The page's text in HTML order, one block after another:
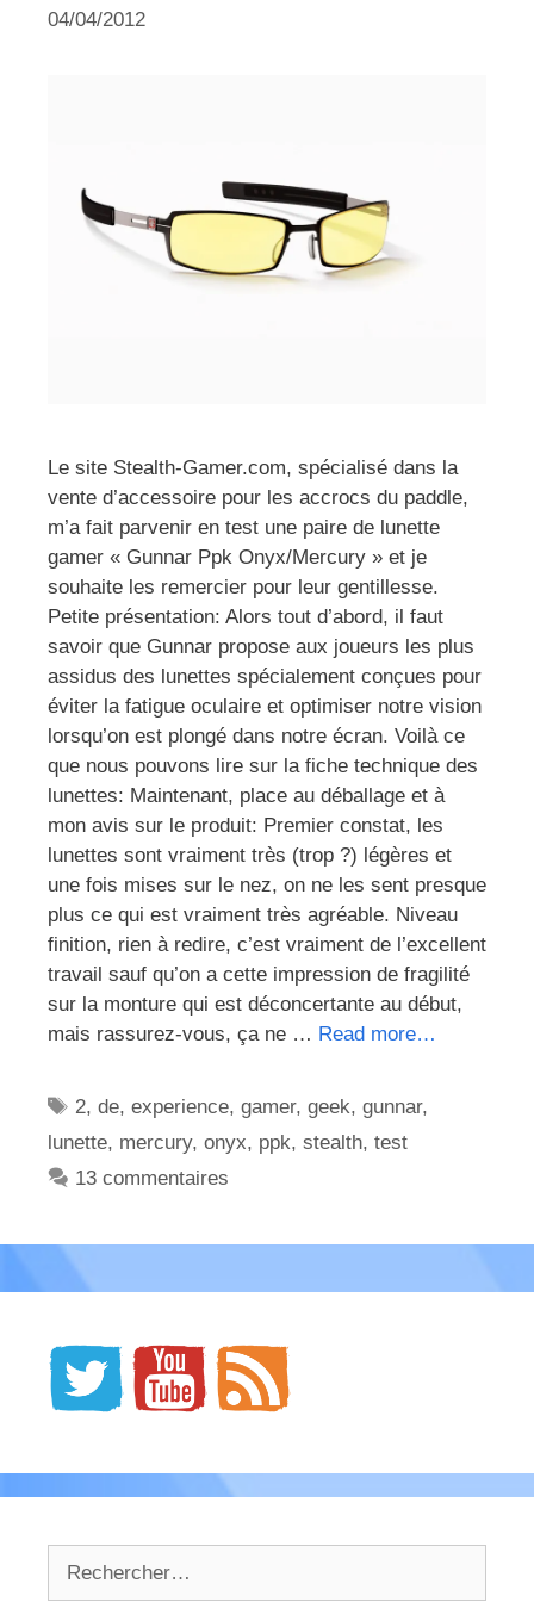
04/04/2012
Le site Stealth-Gamer.com, spécialisé dans la
vente d’accessoire pour les accrocs du paddle,
m’a fait parvenir en test une paire de lunette
gamer « Gunnar Ppk Onyx/Mercury » et je
souhaite les remercier pour leur gentillesse.
Petite présentation: Alors tout d’abord, il faut
savoir que Gunnar propose aux joueurs les plus
assidus des lunettes spécialement conçues pour
éviter la fatigue oculaire et optimiser notre vision
lorsqu’on est plongé dans notre écran. Voilà ce
que nous pouvons lire sur la fiche technique des
lunettes: Maintenant, place au déballage et à
mon avis sur le produit: Premier constat, les
lunettes sont vraiment très (trop ?) légères et
une fois mises sur le nez, on ne les sent presque
plus ce qui est vraiment très agréable. Niveau
finition, rien à redire, c’est vraiment de l’excellent
travail sauf qu’on a cette impression de fragilité
sur la monture qui est déconcertante au début,
mais rassurez-vous, ça ne … Read more…
Étiquettes
2,de,experience,gamer,geek,gunnar,
lunette, mercury, onyx, ppk, stealth, test
13 commentaires